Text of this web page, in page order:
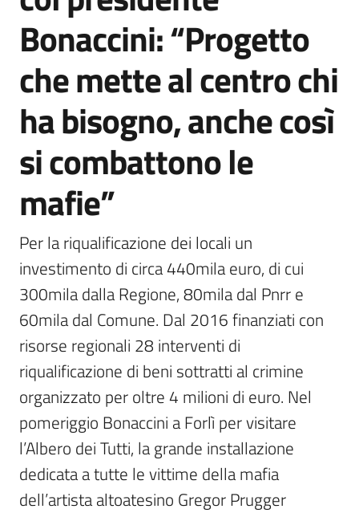
Bonaccini: “Progetto
che mette al centro chi
ha bisogno, anche così
si combattono le
mafie”
Per la riqualificazione dei locali un
investimento di circa 440mila euro, di cui
300mila dalla Regione, 80mila dal Pnrr e
60mila dal Comune. Dal 2016 finanziati con
risorse regionali 28 interventi di
riqualificazione di beni sottratti al crimine
organizzato per oltre 4 milioni di euro. Nel
pomeriggio Bonaccini a Forlì per visitare
l’Albero dei Tutti, la grande installazione
dedicata a tutte le vittime della mafia
dell’artista altoatesino Gregor Prugger